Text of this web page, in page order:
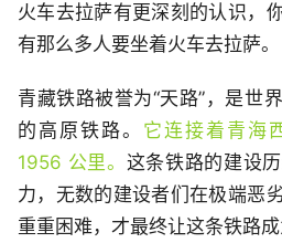
火车去拉萨有更深刻的认识，
有那么多人要坐着火车去拉萨。
青藏铁路被誉为“天路”，是世
的高原铁路。 它连接着青海
1956 公里。 这条铁路的建设
力，无数的建设者们在极端恶
重重困难，才最终让这条铁路成